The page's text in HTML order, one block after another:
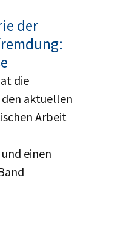
der
die
den aktuellen
Arbeit
einen